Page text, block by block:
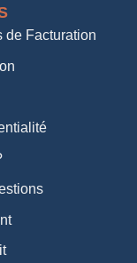
de Facturation